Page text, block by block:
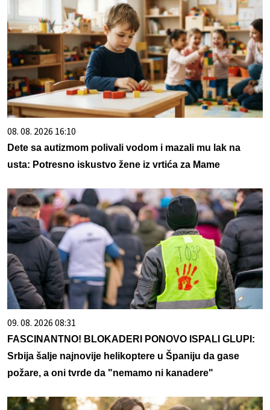
08. 08. 2026 16:10
Dete sa autizmom polivali vodom i mazali mu lak na
usta: Potresno iskustvo žene iz vrtića za Mame
09. 08. 2026 08:31
FASCINANTNO! BLOKADERI PONOVO ISPALI GLUPI:
Srbija šalje najnovije helikoptere u Španiju da gase
požare, a oni tvrde da "nemamo ni kanadere"